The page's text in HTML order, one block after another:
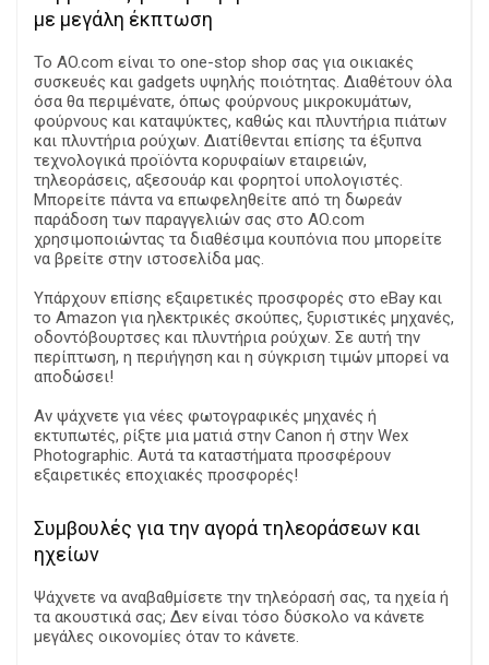
με μεγάλη έκπτωση
Το AO.com είναι το one-stop shop σας για οικιακές
συσκευές και gadgets υψηλής ποιότητας. Διαθέτουν όλα
όσα θα περιμένατε, όπως φούρνους μικροκυμάτων,
φούρνους και καταψύκτες, καθώς και πλυντήρια πιάτων
και πλυντήρια ρούχων. Διατίθενται επίσης τα έξυπνα
τεχνολογικά προϊόντα κορυφαίων εταιρειών,
τηλεοράσεις, αξεσουάρ και φορητοί υπολογιστές.
Μπορείτε πάντα να επωφεληθείτε από τη δωρεάν
παράδοση των παραγγελιών σας στο AO.com
χρησιμοποιώντας τα διαθέσιμα κουπόνια που μπορείτε
να βρείτε στην ιστοσελίδα μας.
Υπάρχουν επίσης εξαιρετικές προσφορές στο eBay και
το Amazon για ηλεκτρικές σκούπες, ξυριστικές μηχανές,
οδοντόβουρτσες και πλυντήρια ρούχων. Σε αυτή την
περίπτωση, η περιήγηση και η σύγκριση τιμών μπορεί να
αποδώσει!
Αν ψάχνετε για νέες φωτογραφικές μηχανές ή
εκτυπωτές, ρίξτε μια ματιά στην Canon ή στην Wex
Photographic. Αυτά τα καταστήματα προσφέρουν
εξαιρετικές εποχιακές προσφορές!
Συμβουλές για την αγορά τηλεοράσεων και
ηχείων
Ψάχνετε να αναβαθμίσετε την τηλεόρασή σας, τα ηχεία ή
τα ακουστικά σας; Δεν είναι τόσο δύσκολο να κάνετε
μεγάλες οικονομίες όταν το κάνετε.